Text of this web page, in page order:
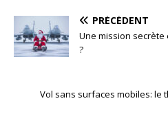
PRÉCÉDENT
Une mission
?
Vol sans surfaces mobiles: le